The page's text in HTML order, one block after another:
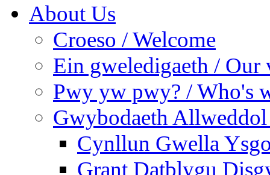
About Us
Croeso / Welcome
Ein gweledigaeth / Our
Pwy yw pwy? / Who's
Gwybodaeth
Cynllun Gwella
Grant Datblygu